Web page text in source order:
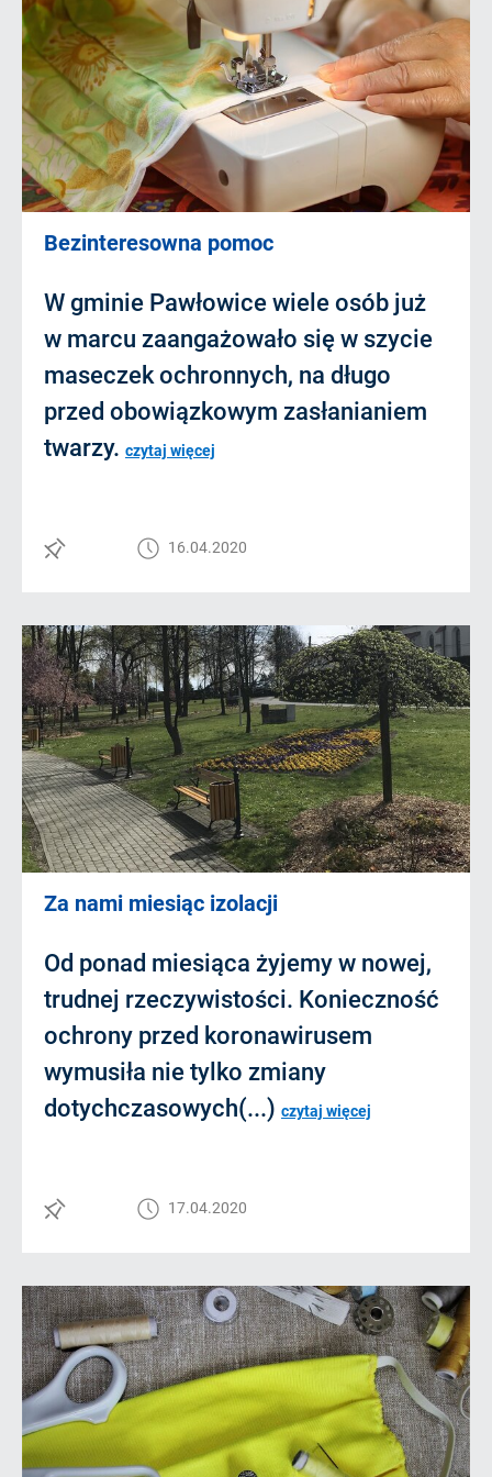
Bezinteresowna pomoc
W gminie Pawłowice wiele osób już
w marcu zaangażowało się w szycie
maseczek ochronnych, na długo
przed obowiązkowym zasłanianiem
twarzy. czytaj więcej
16.04.2020
Za nami miesiąc izolacji
Od ponad miesiąca żyjemy w nowej,
trudnej rzeczywistości. Konieczność
ochrony przed koronawirusem
wymusiła nie tylko zmiany
dotychczasowych(...) czytaj więcej
17.04.2020